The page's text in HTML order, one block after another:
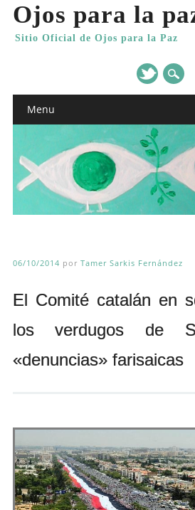
Ojos para la
Sitio Oficial de Ojos para la Paz
Main menu
Menu
06/10/2014 por Tamer Sarkis Fernández
El Comité catalán en
los verdugos de
«denuncias» farisaicas